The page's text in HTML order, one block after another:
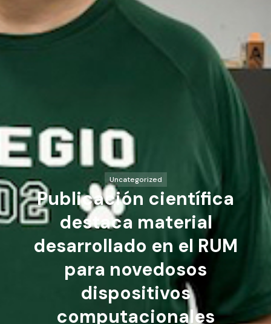
Uncategorized
Publicación científica
destaca material
desarrollado en el RUM
para novedosos
dispositivos
computacionales